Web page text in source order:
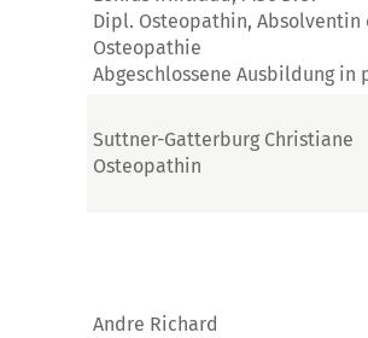
Dipl. Osteopathin, Absolventin
Osteopathie
Abgeschlossene Ausbildung
Suttner-Gatterburg Christiane
Osteopathin
Andre Richard